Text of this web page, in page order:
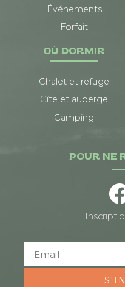
Événements
Forfait
OÙ DORMIR
Chalet et refuge
Gîte et auberge
Camping
POUR NE